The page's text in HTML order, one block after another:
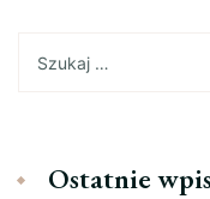
Ostatnie